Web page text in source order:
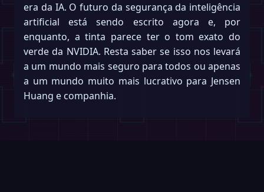
era da IA. O futuro da segurança da inteligência
artificial está sendo escrito agora e, por
enquanto, a tinta parece ter o tom exato do
verde da NVIDIA. Resta saber se isso nos levará
a um mundo mais seguro para todos ou apenas
a um mundo muito mais lucrativo para Jensen
Huang e companhia.